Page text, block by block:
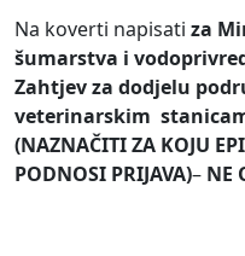
Na koverti napisati za
šumarstva i
Zahtjev za dodjelu
veterinarskim
(NAZNAČITI ZA KOJU
PODNOSI PRIJAVA)– NE